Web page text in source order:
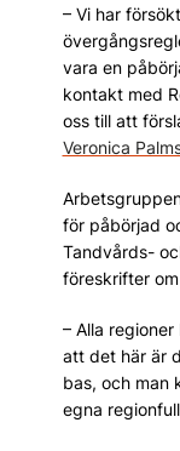
– Vi har
vara en
kontakt med
oss till att
Veronica
för påbörjad
Tandvårds-
före­skrifter
– Alla
att det här är
bas, och man
egna